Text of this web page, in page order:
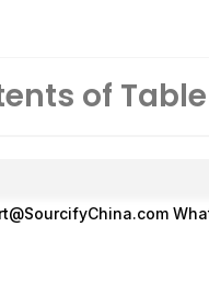
of Table